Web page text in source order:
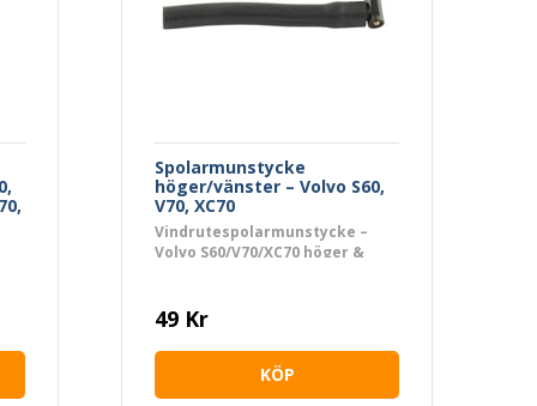
Spolarmunstycke
höger/vänster – Volvo S60,
V70, XC70
Vindrutespolarmunstycke –
Volvo S60/V70/XC70 höger &
49 Kr
KÖP